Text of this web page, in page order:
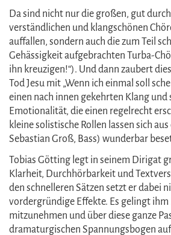
Da sind nicht nur die großen, gut
verständlichen und klangschönen
auffallen, sondern auch die zum Teil
Gehässigkeit aufgebrachten Turba-
ihn kreuzigen!“). Und dann zaubert
Tod Jesu mit „Wenn ich einmal soll
einen nach innen gekehrten Klang und
Emotionalität, die einen regelrecht
kleine solistische Rollen lassen sich
Sebastian Groß, Bass) wunderbar
Tobias Götting legt in seinem Dirigat
Klarheit, Durchhörbarkeit und
den schnelleren Sätzen setzt er dabei
vordergründige Effekte. Es gelingt
mitzunehmen und über diese ganze
dramaturgischen Spannungsbogen